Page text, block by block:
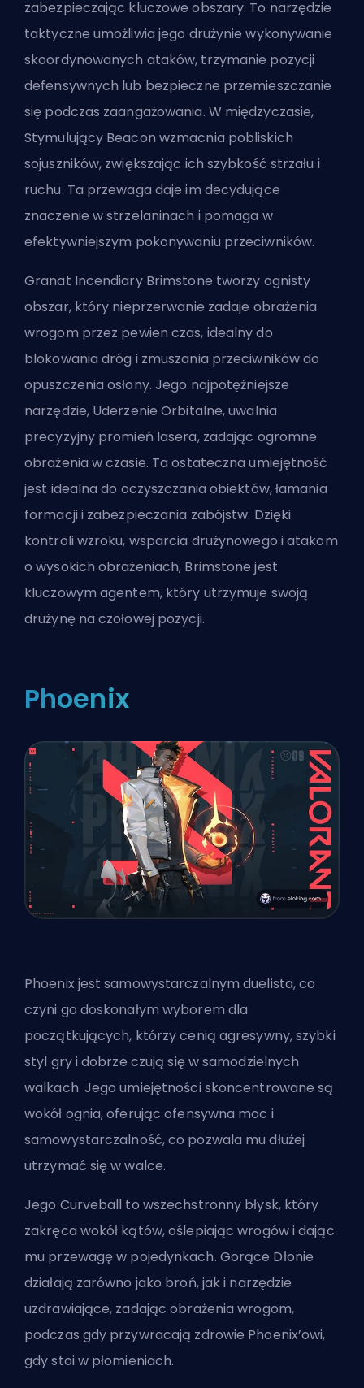
zabezpieczając kluczowe obszary. To narzędzie
taktyczne umożliwia jego drużynie wykonywanie
skoordynowanych ataków, trzymanie pozycji
defensywnych lub bezpieczne przemieszczanie
się podczas zaangażowania. W międzyczasie,
Stymulujący Beacon wzmacnia pobliskich
sojuszników, zwiększając ich szybkość strzału i
ruchu. Ta przewaga daje im decydujące
znaczenie w strzelaninach i pomaga w
efektywniejszym pokonywaniu przeciwników.
Granat Incendiary Brimstone tworzy ognisty
obszar, który nieprzerwanie zadaje obrażenia
wrogom przez pewien czas, idealny do
blokowania dróg i zmuszania przeciwników do
opuszczenia osłony. Jego najpotężniejsze
narzędzie, Uderzenie Orbitalne, uwalnia
precyzyjny promień lasera, zadając ogromne
obrażenia w czasie. Taostateczna umiejętność
jest idealna do oczyszczania obiektów, łamania
formacji i zabezpieczania zabójstw. Dzięki
kontroli wzroku, wsparcia drużynowego i atakom
o wysokich obrażeniach, Brimstone jest
kluczowym agentem, który utrzymuje swoją
drużynę na czołowej pozycji.
Phoenix
Phoenix jest samowystarczalnym duelista, co
czyni go doskonałym wyborem dla
początkujących, którzy cenią agresywny, szybki
styl gry i dobrze czują się w samodzielnych
walkach. Jego umiejętności skoncentrowane są
wokół ognia, oferując ofensywna moc i
samowystarczalność, co pozwala mu dłużej
utrzymać się w walce.
Jego Curveball to wszechstronny błysk, który
zakręca wokół kątów, oślepiając wrogów i dając
mu przewagę w pojedynkach. Gorące Dłonie
działają zarówno jako broń, jak i narzędzie
uzdrawiające, zadając obrażenia wrogom,
podczas gdy przywracają zdrowie Phoenix’owi,
gdy stoi w płomieniach.